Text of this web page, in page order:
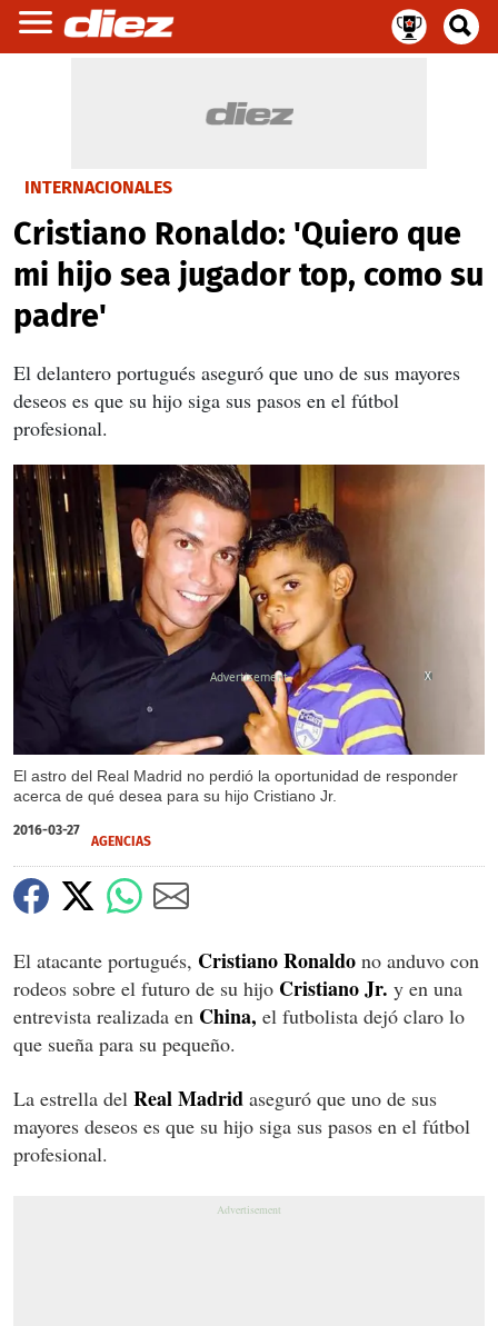
INTERNACIONALES
Cristiano Ronaldo: 'Quiero que
mi hijo sea jugador top, como su
padre'
El delantero portugués aseguró que uno de sus mayores
deseos es que su hijo siga sus pasos en el fútbol
profesional.
El astro del Real Madrid no perdió la oportunidad de responder
acerca de qué desea para su hijo Cristiano Jr.
X
2016-03-27
AGENCIAS
El atacante portugués, Cristiano Ronaldo no anduvo con
rodeos sobre el futuro de su hijo Cristiano Jr. y en una
entrevista realizada en China, el futbolista dejó claro lo
que sueña para su pequeño.
La estrella del Real Madrid aseguró que uno de sus
mayores deseos es que su hijo siga sus pasos en el fútbol
profesional.